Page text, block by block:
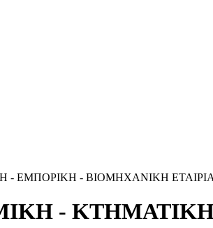
ΕΜΠΟΡΙΚΗ - ΒΙΟΜΗΧΑΝΙΚΗ ΕΤΑΙΡΙΑ
-